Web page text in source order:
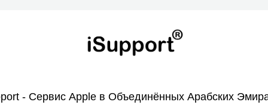
- Сервис Apple в Объединённых Арабских